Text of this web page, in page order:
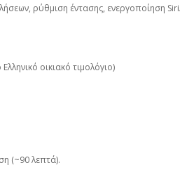
ρύθμιση έντασης, ενεργοποίηση
οικιακό τιμολόγιο)
(~90 λεπτά).